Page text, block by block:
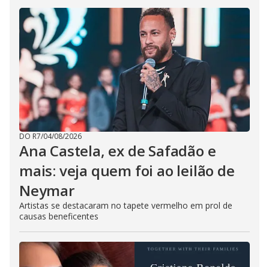
DO R7/04/08/2026
Ana Castela, ex de Safadão e
mais: veja quem foi ao leilão de
Neymar
Artistas se destacaram no tapete vermelho em prol de
causas beneficentes